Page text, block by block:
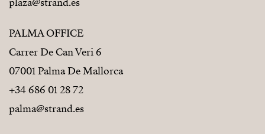
PALMA OFFICE
Carrer De Can Veri 6
07001 Palma De Mallorca
+34 686 01 28 72
palma@strand.es